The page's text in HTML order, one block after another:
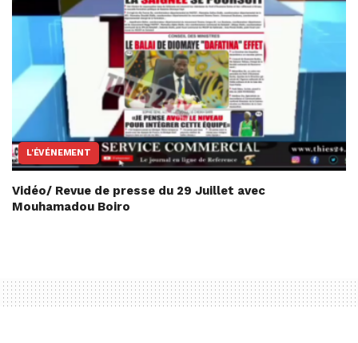
L'ÉVÉNEMENT
Vidéo/ Revue de presse du 29 Juillet avec
Mouhamadou Boiro